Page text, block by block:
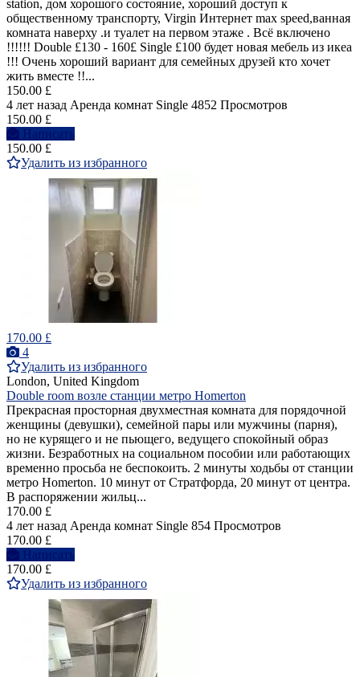
station, дом хорошогo состояние, хороший доступ к
общественному транспорту, Virgin Интернет max speed,ванная
комната наверху .и туалет на первом этаже . Bсё включенo
!!!!!! Double £130 - 160£ Single £100 будет новая мебель из икеа
!!! Очень хороший вариант для семейных друзей кто хочет
жить вместе !!...
150.00 £
4 лет назад Аренда комнат Single 4852 Просмотров
150.00 £
Написать
150.00 £
Удалить из избранного
170.00 £
4
Удалить из избранного
London, United Kingdom
Double room возле станции метро Homerton
Прекрасная просторная двухместная комната для порядочной
женщины (девушки), семейной пары или мужчины (парня),
но не курящего и не пьющего, ведущего спокойный образ
жизни. Безработных на социальном пособии или работающих
временно просьба не беспокоить. 2 минуты ходьбы от станции
метро Homerton. 10 минут от Стратфорда, 20 минут от центра.
В распоряжении жильц...
170.00 £
4 лет назад Аренда комнат Single 854 Просмотров
170.00 £
Написать
170.00 £
Удалить из избранного